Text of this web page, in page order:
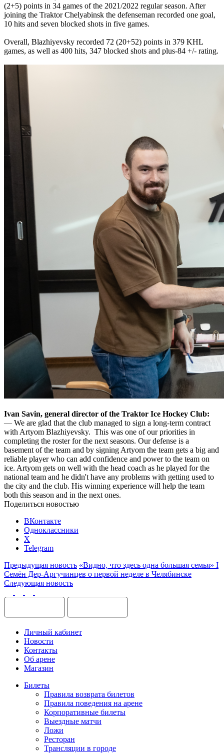
(2+5) points in 34 games of the 2021/2022 regular season. After
joining the Traktor Chelyabinsk the defenseman recorded one goal,
10 hits and seven blocked shots in five games.
Overall, Blazhiyevsky recorded 72 (20+52) points in 379 KHL
games, as well as 400 hits, 347 blocked shots and plus-84 +/- rating.
Ivan Savin, general director of the Traktor Ice Hockey Club:
— We are glad that the club managed to sign a long-term contract
with Artyom Blazhiyevsky. This was one of our priorities in
completing the roster for the next seasons. Our defense is a
basement of the team and by signing Artyom the team gets a big and
reliable player who can add confidence and power to the team on
ice. Artyom gets on well with the head coach as he played for the
national team and he didn't have any problems with getting used to
the city and the club. His winning experience will help the team
both this season and in the next ones.
Поделиться новостью
ВКонтакте
Одноклассники
X
Telegram
Предыдущая новость «Видно, что здесь одна большая семья» I
Семён Дер-Аргучинцев о первой неделе в Челябинске
Следующая новость
Личный кабинет
Новости
Контакты
Об арене
Магазин
Билеты
Правила возврата билетов
Правила поведения на арене
Корпоративные билеты
Выездные матчи
Ложи
Ресторан
Трансляции в городе